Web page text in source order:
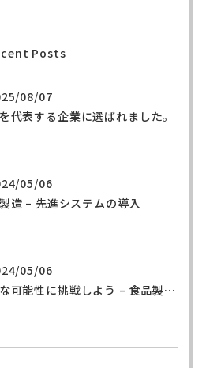
Posts
08/07
代表する企業に選ばれました。
05/06
造 – 先進システムの導入
05/06
新たな可能性に挑戦しよう – 食品製造の世界へ